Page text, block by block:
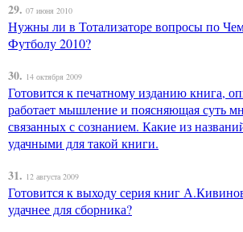
29. 07 июня 2010
Нужны ли в Тотализаторе вопросы по
Футболу 2010?
30. 14 октября 2009
Готовится к печатному изданию книга,
работает мышление и поясняющая суть
связанных с сознанием. Какие из
удачными для такой книги.
31. 12 августа 2009
Готовится к выходу серия книг
удачнее для сборника?